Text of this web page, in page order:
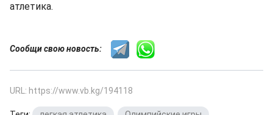
атлетика.
Сообщи свою новость:
URL: https://www.vb.kg/194118